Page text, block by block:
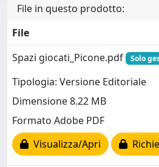
File in questo prodotto:
File
Spazi giocati_Picone.pdf
Solo
Tipologia: Versione Editoriale
Dimensione 8.22 MB
Formato Adobe PDF
Visualizza/Apri